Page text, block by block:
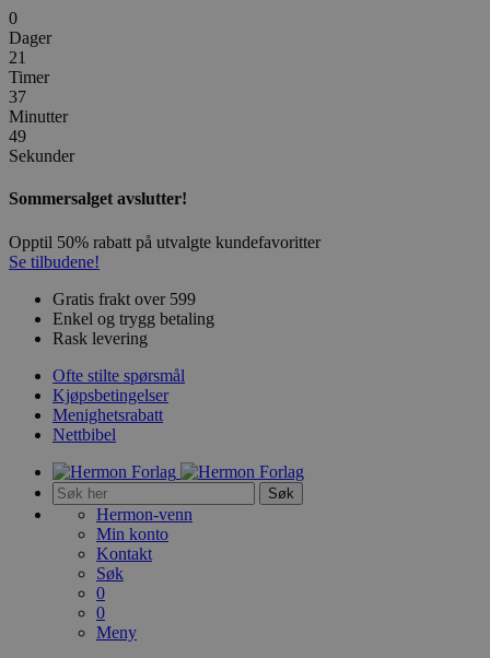
0
Dager
21
Timer
37
Minutter
49
Sekunder
Sommersalget avslutter!
Opptil 50% rabatt på utvalgte kundefavoritter
Se tilbudene!
Gratis frakt over 599
Enkel og trygg betaling
Rask levering
Ofte stilte spørsmål
Kjøpsbetingelser
Menighetsrabatt
Nettbibel
Søk
Hermon-venn
Min konto
Kontakt
Søk
0
0
Meny